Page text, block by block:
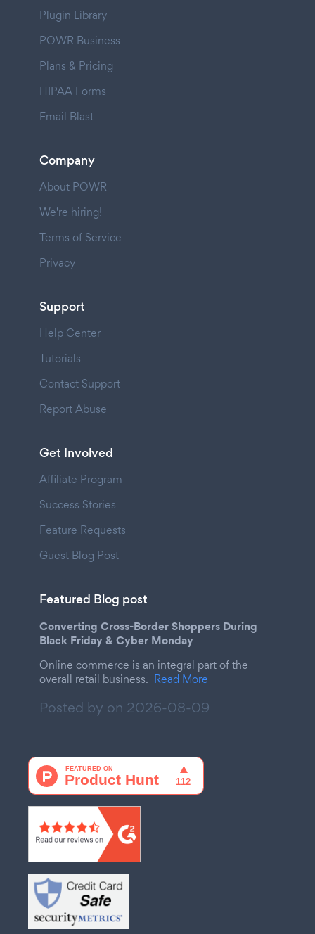
Plugin Library
POWR Business
Plans & Pricing
HIPAA Forms
Email Blast
Company
About POWR
We're hiring!
Terms of Service
Privacy
Support
Help Center
Tutorials
Contact Support
Report Abuse
Get Involved
Affiliate Program
Success Stories
Feature Requests
Guest Blog Post
Featured Blog post
Converting Cross-Border Shoppers During
Black Friday & Cyber Monday
Online commerce is an integral part of the
overall retail business. Read More
Posted by on 2026-08-09